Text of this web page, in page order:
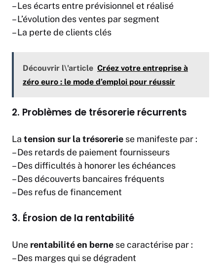
– Les écarts entre prévisionnel et réalisé
– L’évolution des ventes par segment
– La perte de clients clés
Découvrir l\'article Créez votre entreprise à
zéro euro : le mode d’emploi pour réussir
2. Problèmes de trésorerie récurrents
La tension sur la trésorerie se manifeste par :
– Des retards de paiement fournisseurs
– Des difficultés à honorer les échéances
– Des découverts bancaires fréquents
– Des refus de financement
3. Érosion de la rentabilité
Une rentabilité en berne se caractérise par :
– Des marges qui se dégradent